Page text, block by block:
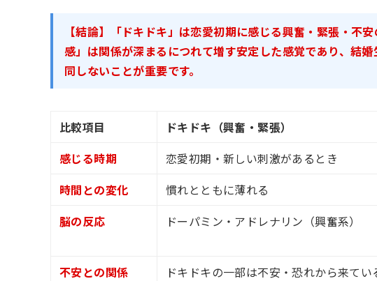
【結論】「ドキドキ」は恋愛初期に感じる興奮・緊張・不
感」は関係が深まるにつれて増す安定した感覚であり、結
同しないことが重要です。
比較項目 ドキドキ（興奮・緊張）
感じる時期
恋愛初期・新しい刺激があるとき
時間との変化
慣れとともに薄れる
脳の反応
ドーパミン・アドレナリン（興奮系）
不安との関係
ドキドキの一部は不安・恐れから来てい